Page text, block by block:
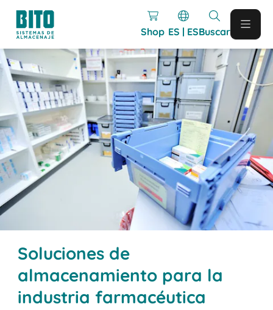
Shop ES | ESBuscar
Soluciones de
almacenamiento para la
industria farmacéutica